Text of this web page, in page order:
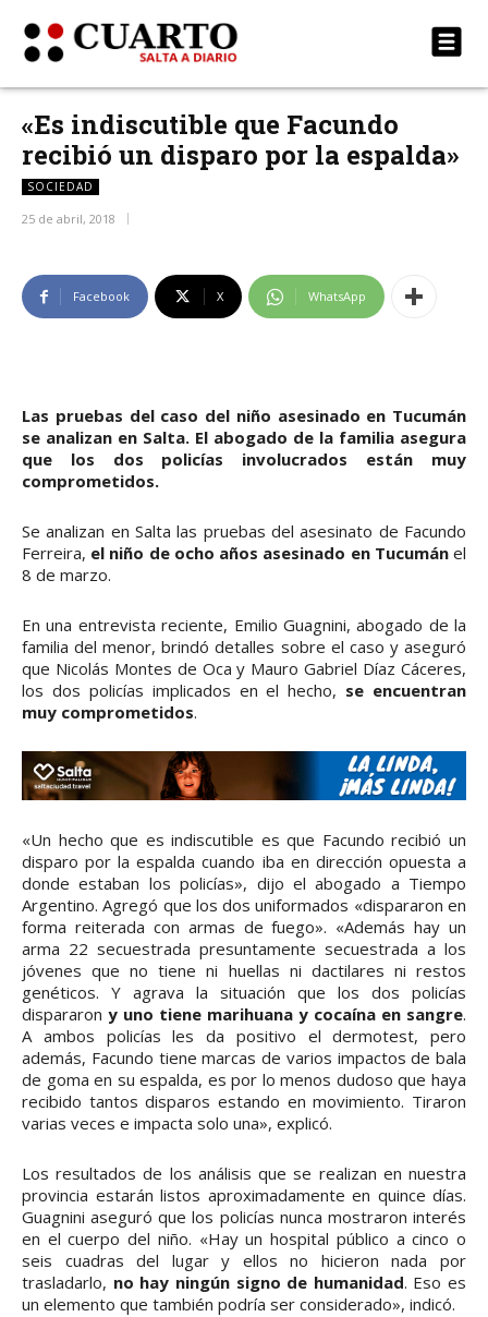
«Es indiscutible que Facundo
recibió un disparo por la espalda»
SOCIEDAD
25 de abril, 2018
Facebook X WhatsApp
Las pruebas del caso del niño asesinado en Tucumán
se analizan en Salta. El abogado de la familia asegura
que los dos policías involucrados están muy
comprometidos.
Se analizan en Salta las pruebas del asesinato de Facundo
Ferreira, el niño de ocho años asesinado en Tucumánel
8 de marzo.
En una entrevista reciente, Emilio Guagnini, abogado de la
familia del menor, brindó detalles sobre el caso y aseguró
que Nicolás Montes de Oca y Mauro Gabriel Díaz Cáceres,
los dos policías implicados en el hecho, se encuentran
muy comprometidos.
«Un hecho que es indiscutible es que Facundo recibió un
disparo por la espalda cuando iba en dirección opuesta a
donde estaban los policías», dijo el abogado a Tiempo
Argentino. Agregó que los dos uniformados «dispararon en
forma reiterada con armas de fuego». «Además hay un
arma 22 secuestrada presuntamente secuestrada a los
jóvenes que no tiene ni huellas ni dactilares ni restos
genéticos. Y agrava la situación que los dos policías
dispararon y uno tiene marihuana y cocaína en sangre.
A ambos policías les da positivo el dermotest, pero
además, Facundo tiene marcas de varios impactos de bala
de goma en su espalda, es por lo menos dudoso que haya
recibido tantos disparos estando en movimiento. Tiraron
varias veces e impacta solo una», explicó.
Los resultados de los análisis que se realizan en nuestra
provincia estarán listos aproximadamente en quince días.
Guagnini aseguró que los policías nunca mostraron interés
en el cuerpo del niño. «Hay un hospital público a cinco o
seis cuadras del lugar y ellos no hicieron nada por
trasladarlo, no hay ningún signo de humanidad. Eso es
un elemento que también podría ser considerado», indicó.